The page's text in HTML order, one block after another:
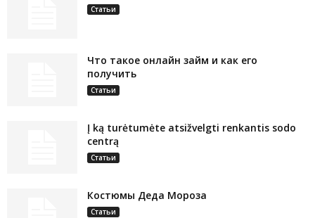
Статьи
Что такое онлайн займ и как его
получить
Статьи
Į ką turėtumėte atsižvelgti renkantis sodo
centrą
Статьи
Костюмы Деда Мороза
Статьи